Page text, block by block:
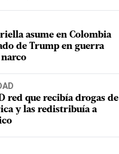
asume en Colombia
de Trump en guerra
red que recibía drogas de
y las redistribuía a